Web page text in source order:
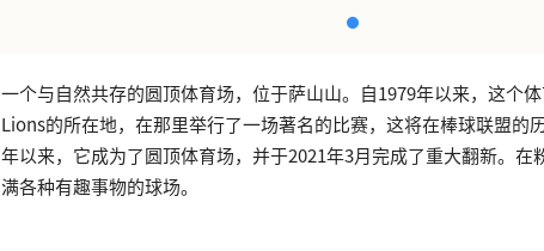
一个与自然共存的圆顶体育场，位于萨山山。自1979年以来，这个
Lions的所在地，在那里举行了一场著名的比赛，这将在棒球联盟的
年以来，它成为了圆顶体育场，并于2021年3月完成了重大翻新。在
满各种有趣事物的球场。